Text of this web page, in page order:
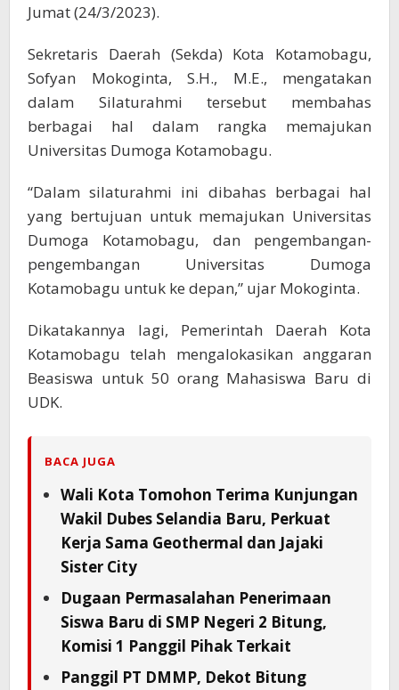
Jumat (24/3/2023).
Sekretaris Daerah (Sekda) Kota Kotamobagu,
Sofyan Mokoginta, S.H., M.E., mengatakan
dalam Silaturahmi tersebut membahas
berbagai hal dalam rangka memajukan
Universitas Dumoga Kotamobagu.
“Dalam silaturahmi ini dibahas berbagai hal
yang bertujuan untuk memajukan Universitas
Dumoga Kotamobagu, dan pengembangan-
pengembangan Universitas Dumoga
Kotamobagu untuk ke depan,” ujar Mokoginta.
Dikatakannya lagi, Pemerintah Daerah Kota
Kotamobagu telah mengalokasikan anggaran
Beasiswa untuk 50 orang Mahasiswa Baru di
UDK.
BACA JUGA
Wali Kota Tomohon Terima Kunjungan
Wakil Dubes Selandia Baru, Perkuat
Kerja Sama Geothermal dan Jajaki
Sister City
Dugaan Permasalahan Penerimaan
Siswa Baru di SMP Negeri 2 Bitung,
Komisi 1 Panggil Pihak Terkait
Panggil PT DMMP, Dekot Bitung